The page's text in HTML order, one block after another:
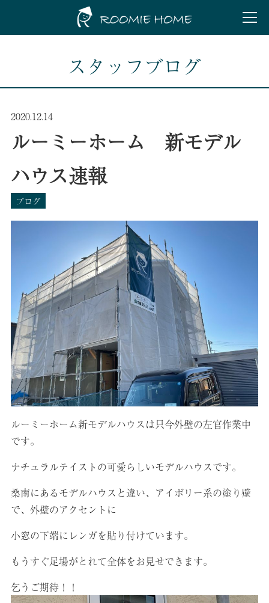
スタッフブログ
2020.12.14
ルーミーホーム 新モデル
ハウス速報
ブログ
ルーミーホーム新モデルハウスは只今外壁の左官作業中
です。
ナチュラルテイストの可愛らしいモデルハウスです。
桑南にあるモデルハウスと違い、アイボリー系の塗り壁
で、外壁のアクセントに
小窓の下端にレンガを貼り付けています。
もうすぐ足場がとれて全体をお見せできます。
乞うご期待！！